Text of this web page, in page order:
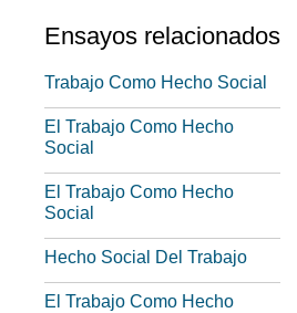
Ensayos relacionados
Trabajo Como Hecho Social
El Trabajo Como Hecho
Social
El Trabajo Como Hecho
Social
Hecho Social Del Trabajo
El Trabajo Como Hecho